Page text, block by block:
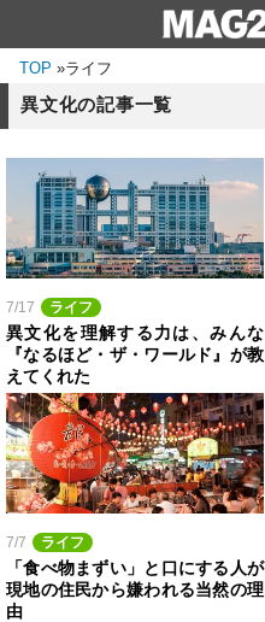
TOP »ライフ
異文化の記事一覧
7/17 ライフ
異文化を理解する力は、みんな
『なるほど・ザ・ワールド』が教
えてくれた
7/7 ライフ
「食べ物まずい」と口にする人が
現地の住民から嫌われる当然の理
由